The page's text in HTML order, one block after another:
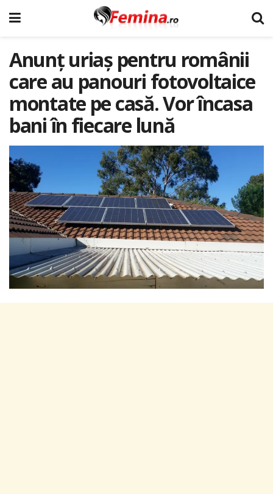
Anunț uriaș pentru românii
care au panouri fotovoltaice
montate pe casă. Vor încasa
bani în fiecare lună